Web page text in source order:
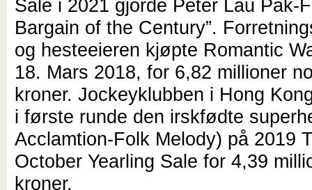
Sale i 2021 gjorde Peter Lau Pak-
Bargain of the Century”.
og hesteeieren kjøpte Romantic
18. Mars 2018, for 6,82 millioner
kroner. Jockeyklubben i Hong
i første runde den irskfødte
Acclamtion-Folk Melody) på 2019
October Yearling Sale for 4,39
kroner.